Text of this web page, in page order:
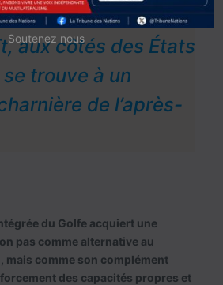
aux côtés des États
trouve à un
de l’après-
du Golfe acquiert une
pas comme alternative au
mais comme son complément
des capacités propres et
Soutenez nous